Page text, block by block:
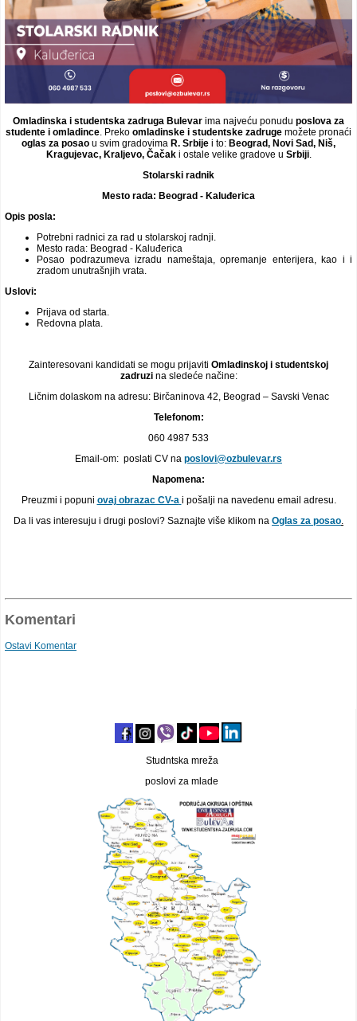
Studntska mreža
poslovi za mlade
Omladinska i studentska zadruga Bulevar ima najveću ponudu poslova za
studente i omladince . Preko omladinske i studentske zadruge možete pronaći
oglas za posao u svim gradovima R. Srbije i to: Beograd, Novi Sad, Niš,
Kragujevac, Kraljevo, Čačaki ostale velike gradove u Srbiji.
Stolarski radnik
Mesto rada: Beograd - Kaluđerica
Opis posla:
Potrebni radnici za rad u stolarskoj radnji.
Mesto rada: Beograd - Kaluđerica
Posao podrazumeva izradu nameštaja, opremanje enterijera, kao i i
zradom unutrašnjih vrata.
Uslovi:
Prijava od starta.
Redovna plata.
Zainteresovani kandidati se mogu prijaviti Omladinskoj i studentskoj
zadruzina sledeće načine:
Ličnim dolaskom na adresu: Birčaninova 42, Beograd – Savski Venac
Telefonom:
060 4987 533
Email-om: poslati CV na poslovi@ozbulevar.rs
Napomena:
Preuzmi i popuni ovaj obrazac CV-a i pošalji na navedenu email adresu.
Da li vas interesuju i drugi poslovi? Saznajte više klikom na Oglas za posao
Komentari
Ostavi Komentar